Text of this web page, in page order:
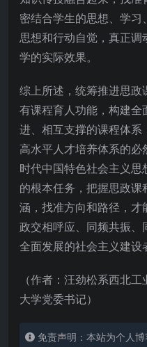
密结合学生的思想、学
思想和行动自觉，真正
学的实际效果。
综上所述，统筹推进思
有课程育人功能，构建全
进、相互支撑的课程体
高水平人才培养体系的
时代中国特色社会主义思
的根本任务，把握思政
涵，找准方向和路径，
政交相呼应、同频共振
全面发展的社会主义建设
（作者：汪劲松系西北
大学党委书记）
免责声明：本站为个人